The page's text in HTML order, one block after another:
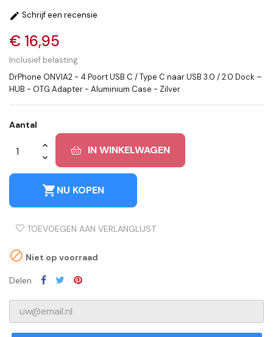
 Schrijf een recensie
€ 16,95
Inclusief belasting
DrPhone ONVIA2 - 4 Poort USB C / Type C naar USB 3.0 / 2.0 Dock –
HUB - OTG Adapter - Aluminium Case - Zilver
Aantal
IN WINKELWAGEN
shopping_cartNU KOPEN
TOEVOEGEN AAN VERLANGLIJST
 Niet op voorraad
Delen